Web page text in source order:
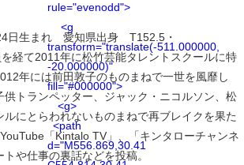
rule="evenodd">
<g
transform="translate(-511.000000,
-20.000000)"
fill="#000000">
<g>
<path
d="M556.869,30.41
日生まれ 愛知県出身 T152.5・
経て2011年に松竹芸能タレントスクールに特
年には前田敦子のものまねで一世を風靡し
供トランペッター、ジャック・ニコルソン、松
にとらわれないものまねで再ブレイクを果た
「Kintalo TV」、「キンタローチャンネ
や仕事の裏話などを投稿。